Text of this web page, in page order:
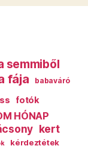
semmiből
fája babaváró
fotók
HÓNAP
kert
kérdeztétek